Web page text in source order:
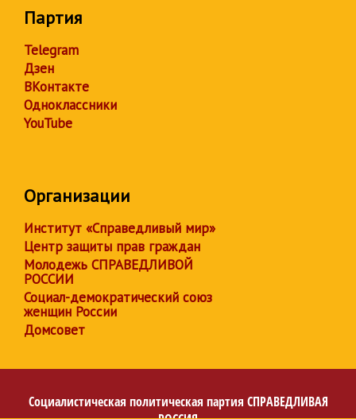
Партия
Telegram
Дзен
ВКонтакте
Одноклассники
YouTube
Организации
Институт «Справедливый мир»
Центр защиты прав граждан
Молодежь СПРАВЕДЛИВОЙ
РОССИИ
Социал-демократический союз
женщин России
Домсовет
Социалистическая политическая партия СПРАВЕДЛИВАЯ